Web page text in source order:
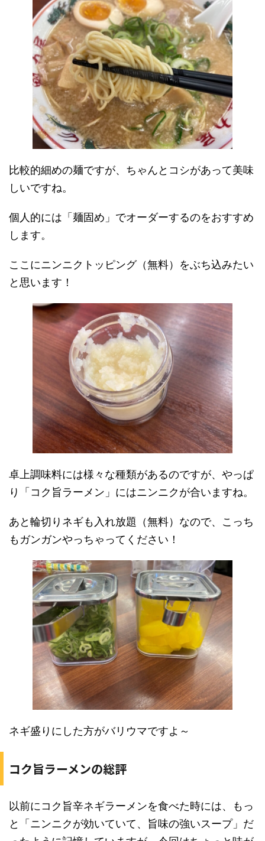
比較的細めの麺ですが、ちゃんとコシがあって美味
しいですね。
個人的には「麺固め」でオーダーするのをおすすめ
します。
ここにニンニクトッピング（無料）をぶち込みたい
と思います！
卓上調味料には様々な種類があるのですが、やっぱ
り「コク旨ラーメン」にはニンニクが合いますね。
あと輪切りネギも入れ放題（無料）なので、こっち
もガンガンやっちゃってください！
ネギ盛りにした方がバリウマですよ～
コク旨ラーメンの総評
以前にコク旨辛ネギラーメンを食べた時には、もっ
と「ニンニクが効いていて、旨味の強いスープ」だ